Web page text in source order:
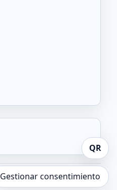
Gestionar consentimiento
QR